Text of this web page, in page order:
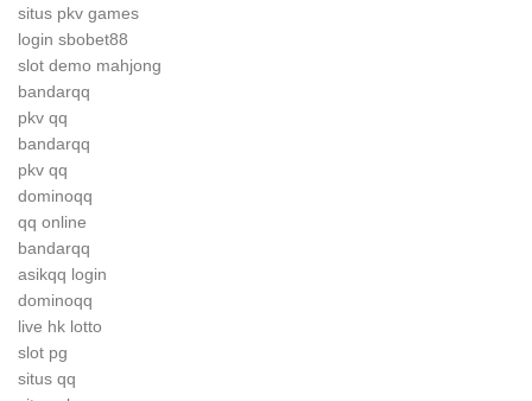
situs pkv games
login sbobet88
slot demo mahjong
bandarqq
pkv qq
bandarqq
pkv qq
dominoqq
qq online
bandarqq
asikqq login
dominoqq
live hk lotto
slot pg
situs qq